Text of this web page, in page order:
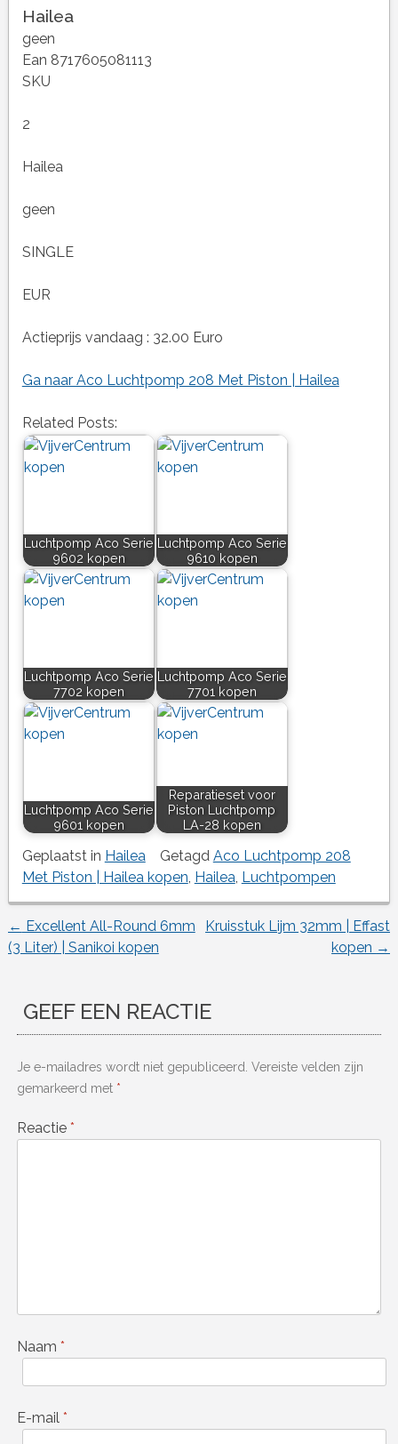
Hailea
geen
Ean 8717605081113
SKU
2
Hailea
geen
SINGLE
EUR
Actieprijs vandaag : 32.00 Euro
Ga naar Aco Luchtpomp 208 Met Piston | Hailea
Related Posts:
Luchtpomp Aco Serie
9602 kopen
Luchtpomp Aco Serie
9610 kopen
Luchtpomp Aco Serie
7702 kopen
Luchtpomp Aco Serie
7701 kopen
Luchtpomp Aco Serie
9601 kopen
Reparatieset voor
Piston Luchtpomp
LA-28 kopen
Geplaatst in Hailea Getagd Aco Luchtpomp 208
Met Piston | Hailea kopen Hailea Luchtpompen
Berichtnavigatie
← Excellent All-Round 6mm
(3 Liter) | Sanikoi kopen
Kruisstuk Lijm 32mm | Effast
kopen →
GEEF EEN REACTIE
Je e-mailadres wordt niet gepubliceerd. Vereiste velden zijn
gemarkeerd met *
Reactie *
Naam *
E-mail *